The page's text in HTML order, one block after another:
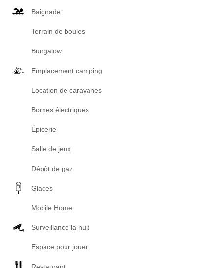
Baignade
Terrain de boules
Bungalow
Emplacement camping
Location de caravanes
Bornes électriques
Épicerie
Salle de jeux
Dépôt de gaz
Glaces
Mobile Home
Surveillance la nuit
Espace pour jouer
Restaurant